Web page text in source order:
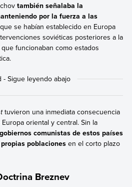
también señalaba la
por la fuerza a las
que se habían establecido en Europa
soviéticas posteriores a la
funcionaban como estados
tuvieron una inmediata consecuencia
oriental y central. Sin la
comunistas de estos países
poblacionesen el corto plazo
Breznev